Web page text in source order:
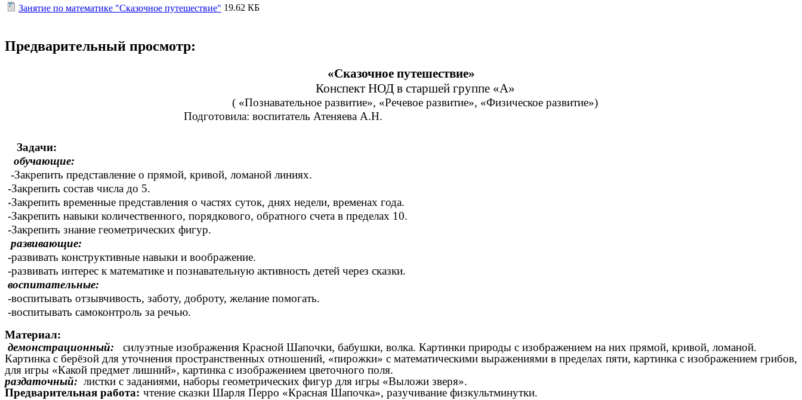
Занятие по математике "Сказочное путешествие" 19.62 КБ
Предварительный просмотр:
«Сказочное путешествие»
Конспект НОД в старшей группе «А»
( «Познавательное развитие», «Речевое развитие», «Физическое развитие»)
Подготовила: воспитатель Атеняева А.Н.
Задачи:
обучающие:
-Закрепить представление о прямой, кривой, ломаной линиях.
-Закрепить состав числа до 5.
-Закрепить временные представления о частях суток, днях недели, временах года.
-Закрепить навыки количественного, порядкового, обратного счета в пределах 10.
-Закрепить знание геометрических фигур.
развивающие:
-развивать конструктивные навыки и воображение.
-развивать интерес к математике и познавательную активность детей через сказки.
воспитательные:
-воспитывать отзывчивость, заботу, доброту, желание помогать.
-воспитывать самоконтроль за речью.
Материал:
демонстрационный: силуэтные изображения Красной Шапочки, бабушки, волка. Картинки природы с изображением на них прямой, кривой, ломаной.
Картинка с берёзой для уточнения пространственных отношений, «пирожки» с математическими выражениями в пределах пяти, картинка с изображением грибов,
для игры «Какой предмет лишний», картинка с изображением цветочного поля.
раздаточный: листки с заданиями, наборы геометрических фигур для игры «Выложи зверя».
Предварительная работа: чтение сказки Шарля Перро «Красная Шапочка», разучивание физкультминутки.